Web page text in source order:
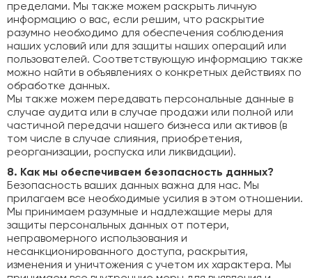
пределами. Мы также можем раскрыть личную
информацию о вас, если решим, что раскрытие
разумно необходимо для обеспечения соблюдения
наших условий или для защиты наших операций или
пользователей. Соответствующую информацию также
можно найти в объявлениях о конкретных действиях по
обработке данных.
Мы также можем передавать персональные данные в
случае аудита или в случае продажи или полной или
частичной передачи нашего бизнеса или активов (в
том числе в случае слияния, приобретения,
реорганизации, роспуска или ликвидации).
8. Как мы обеспечиваем безопасность данных?
Безопасность ваших данных важна для нас. Мы
прилагаем все необходимые усилия в этом отношении.
Мы принимаем разумные и надлежащие меры для
защиты персональных данных от потери,
неправомерного использования и
несанкционированного доступа, раскрытия,
изменения и уничтожения с учетом их характера. Мы